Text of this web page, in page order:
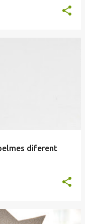
diferent